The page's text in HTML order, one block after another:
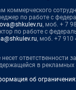
коммерческого
по работе с
, моб. + 7
по работе с
, моб. +7 910
ответственности
в рекламных
об